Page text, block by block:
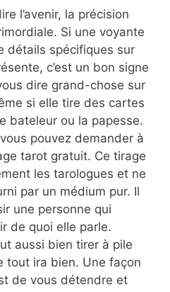
l’avenir, la précision
Si une voyante
détails spécifiques sur
c’est un bon signe
dire grand-chose sur
si elle tire des cartes
bateleur ou la papesse.
pouvez demander à
tarot gratuit. Ce tirage
les tarologues et ne
par un médium pur. Il
une personne qui
de quoi elle parle.
aussi bien tirer à pile
tout ira bien. Une façon
de vous détendre et